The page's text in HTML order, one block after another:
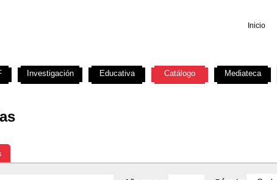
Inicio
Investigación Educativa Catálogo Mediateca